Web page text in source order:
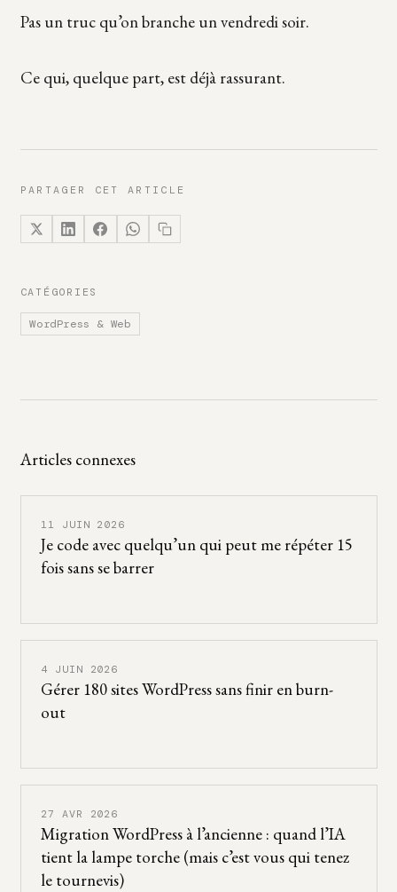
Pas un truc qu’on branche un vendredi soir.
Ce qui, quelque part, est déjà rassurant.
PARTAGER CET ARTICLE
CATÉGORIES
WordPress & Web
Articles connexes
11 JUIN 2026
Je code avec quelqu’un qui peut me répéter 15
fois sans se barrer
4 JUIN 2026
Gérer 180 sites WordPress sans finir en burn-
out
27 AVR 2026
Migration WordPress à l’ancienne : quand l’IA
tient la lampe torche (mais c’est vous qui tenez
le tournevis)